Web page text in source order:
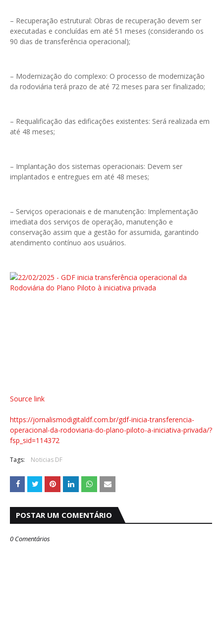
– Recuperação estrutural: Obras de recuperação devem ser
executadas e concluídas em até 51 meses (considerando os
90 dias de transferência operacional);
– Modernização do complexo: O processo de modernização
da rodoviária terá prazo de até 72 meses para ser finalizado;
– Requalificação das edificações existentes: Será realizada em
até 48 meses;
– Implantação dos sistemas operacionais: Devem ser
implantados e entregues em até 48 meses;
– Serviços operacionais e de manutenção: Implementação
imediata dos serviços de operação, manutenção e
conservação assim que a gestão for assumida, garantindo
atendimento contínuo aos usuários.
Source link
https://jornalismodigitaldf.com.br/gdf-inicia-transferencia-
operacional-da-rodoviaria-do-plano-piloto-a-iniciativa-privada/?
fsp_sid=114372
Tags: Noticias DF
POSTAR UM COMENTÁRIO
0 Comentários